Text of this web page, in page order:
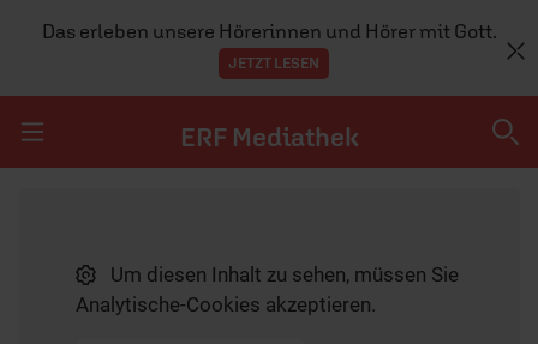
Das erleben unsere Hörerinnen und Hörer mit Gott.
JETZT LESEN
ERF Mediathek
SENDUNGEN A-ZUm diesen Inhalt zu sehen, müssen Sie
Analytische-Cookies akzeptieren.